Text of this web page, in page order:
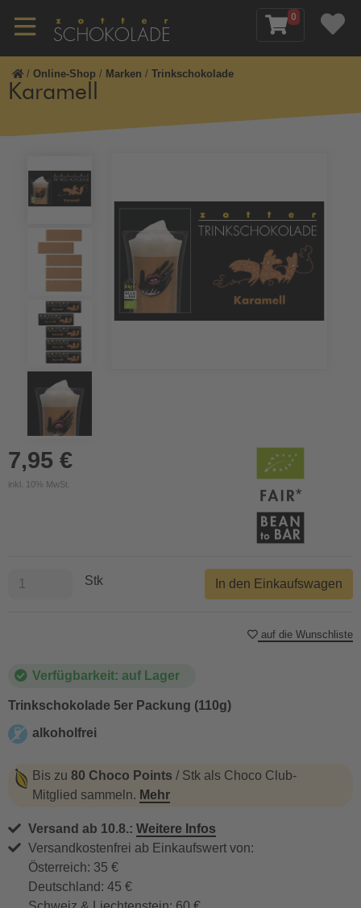
0
/ Online-Shop / Marken / Trinkschokolade
Karamell
7,95 €
inkl. 10% MwSt.
Verfügbarkeit: auf Lager
Trinkschokolade 5er Packung (110g)
alkoholfrei
Bis zu 80 Choco Points / Stk als Choco Club-
Mitglied sammeln. Mehr
Versand ab 10.8.: Weitere Infos
Versandkostenfrei ab Einkaufswert von:
Österreich: 35 €
Deutschland: 45 €
Stk In den Einkaufswagen
auf die Wunschliste